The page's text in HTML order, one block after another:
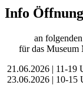
Info
an
für das Museum
21.06.2026 | 11-19
23.06.2026 | 10-15